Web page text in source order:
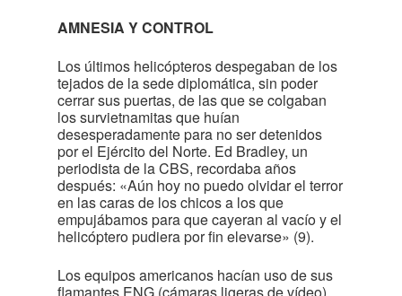
AMNESIA Y CONTROL
Los últimos helicópteros despegaban de los
tejados de la sede diplomática, sin poder
cerrar sus puertas, de las que se colgaban
los survietnamitas que huían
desesperadamente para no ser detenidos
por el Ejército del Norte. Ed Bradley, un
periodista de la CBS, recordaba años
después: «Aún hoy no puedo olvidar el terror
en las caras de los chicos a los que
empujábamos para que cayeran al vacío y el
helicóptero pudiera por fin elevarse» (9).
Los equipos americanos hacían uso de sus